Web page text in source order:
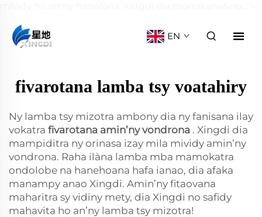
EN
fivarotana lamba tsy voatahiry
Ny lamba tsy mizotra ambony dia ny fanisana ilay
vokatra fivarotana amin’ny vondrona . Xingdi dia
mampiditra ny orinasa izay mila mividy amin’ny
vondrona. Raha ilàna lamba mba mamokatra
ondolobe na hanehoana hafa ianao, dia afaka
manampy anao Xingdi. Amin’ny fitaovana
maharitra sy vidiny mety, dia Xingdi no safidy
mahavita ho an’ny lamba tsy mizotra!